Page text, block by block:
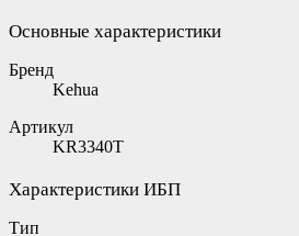
Основные характеристики
Бренд
Kehua
Артикул
KR3340T
Характеристики ИБП
Тип